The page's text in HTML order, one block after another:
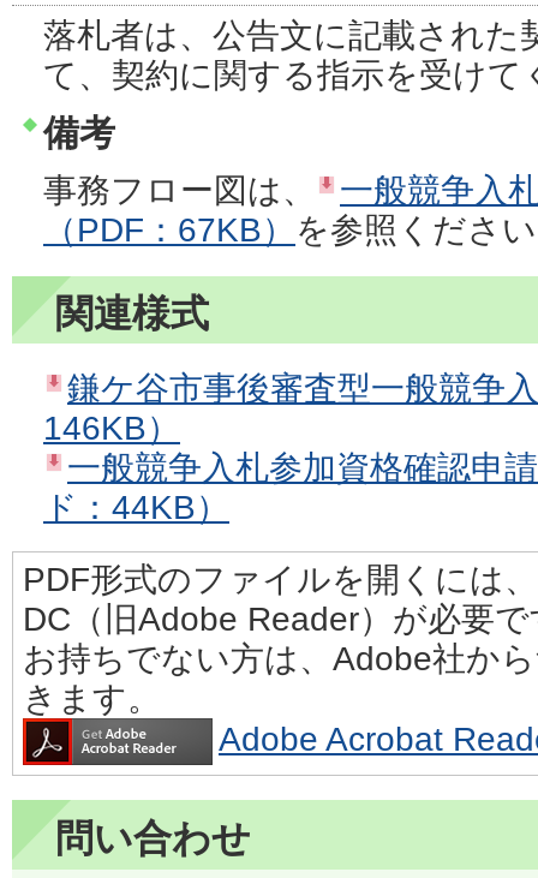
落札者は、公告文に記載された
て、契約に関する指示を受けて
備考
事務フロー図は、
一般競争入
（PDF：67KB） を参照くださ
関連様式
鎌ケ谷市事後審査型一般競争
146KB）
一般競争入札参加資格確認申
ド：44KB）
PDF形式のファイルを開くには
DC（旧Adobe Reader）が必要
お持ちでない方は、Adobe社か
きます。
Adobe Acrobat
問い合わせ